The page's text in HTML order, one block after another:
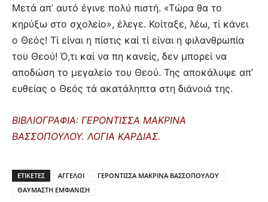
Μετά απ’ αυτό έγινε πολύ πιστή. «Τώρα θα το
κηρύξω στο σχολείο», έλεγε. Κοίταξε, λέω, τί κάνει
ο Θεός! Τί είναι η πίστις καί τί είναι η φιλανθρωπία
του Θεού! Ό,τι καί να πη κανείς, δεν μπορεί να
αποδώση το μεγαλείο του Θεού. Της αποκάλυψε απ’
ευθείας ο Θεός τά ακατάληπτα στη διάνοιά της.
ΒΙΒΛΙΟΓΡΑΦΙΑ: ΓΕΡΟΝΤΙΣΣΑ ΜΑΚΡΙΝΑ
ΒΑΣΣΟΠΟΥΛΟΥ. ΛΟΓΙΑ ΚΑΡΔΙΑΣ.
ΕΤΙΚΕΤΕΣ ΑΓΓΕΛΟΙ
ΓΕΡΟΝΤΙΣΣΑ ΜΑΚΡΙΝΑ ΒΑΣΣΟΠΟΥΛΟΥ
ΘΑΥΜΑΣΤΗ ΕΜΦΑΝΙΣΗ